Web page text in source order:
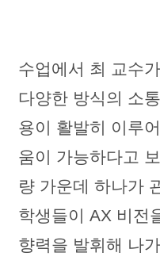
수업에서 최 교수
다양한 방식의 소
용이 활발히 이루
움이 가능하다고
량 가운데 하나가
학생들이 AX 비전
향력을 발휘해 나